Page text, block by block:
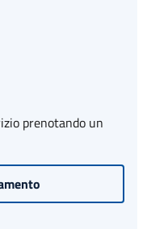
prenotando un